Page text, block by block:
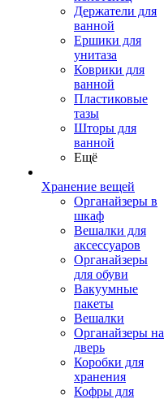
Держатели для
ванной
Ершики для
унитаза
Коврики для
ванной
Пластиковые
тазы
Шторы для
ванной
Ещё
Хранение вещей
Органайзеры в
шкаф
Вешалки для
аксессуаров
Органайзеры
для обуви
Вакуумные
пакеты
Вешалки
Органайзеры на
дверь
Коробки для
хранения
Кофры для